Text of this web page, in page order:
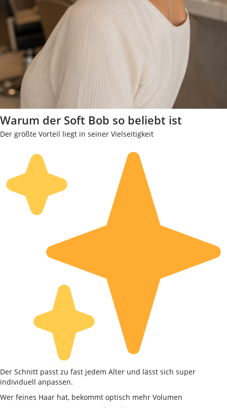
Warum der Soft Bob so beliebt ist
Der größte Vorteil liegt in seiner Vielseitigkeit
Der Schnitt passt zu fast jedem Alter und lässt sich super
individuell anpassen.
Wer feines Haar hat, bekommt optisch mehr Volumen